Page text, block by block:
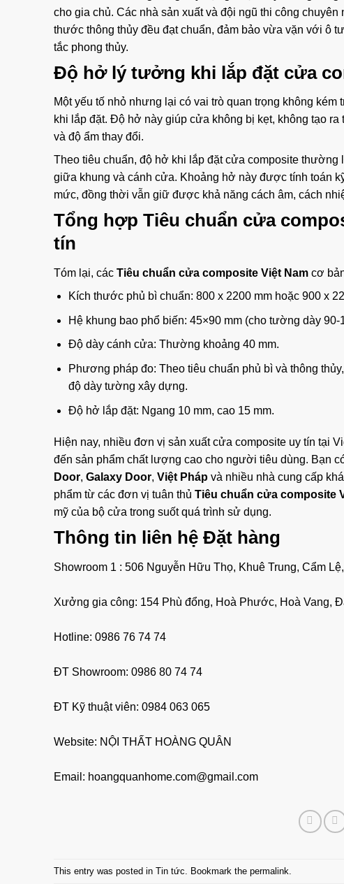
cho gia chủ. Các nhà sản xuất và đội ngũ thi công
thước thông thủy đều đạt chuẩn, đảm bảo vừa vặn với ô
tắc phong thủy.
Độ hở lý tưởng khi lắp đặt cửa
Một yếu tố nhỏ nhưng lại có vai trò quan trọng không
khi lắp đặt. Độ hở này giúp cửa không bị kẹt, không tạo
và độ ẩm thay đổi.
Theo tiêu chuẩn, độ hở khi lắp đặt cửa composite
giữa khung và cánh cửa. Khoảng hở này được tính toán
mức, đồng thời vẫn giữ được khả năng cách âm, cách
Tổng hợp Tiêu chuẩn cửa
tín
Tóm lại, các Tiêu chuẩn cửa composite Việt Nam cơ
Kích thước phủ bì chuẩn: 800 x 2200 mm hoặc 900 x
Hệ khung bao phổ biến: 45×90 mm (cho tường dày
Độ dày cánh cửa: Thường khoảng 40 mm.
Phương pháp đo: Theo tiêu chuẩn phủ bì và thông
độ dày tường xây dựng.
Độ hở lắp đặt: Ngang 10 mm, cao 15 mm.
Hiện nay, nhiều đơn vị sản xuất cửa composite uy tín tại
đến sản phẩm chất lượng cao cho người tiêu dùng. Bạn
Door, Galaxy Door, Việt Pháp và nhiều nhà cung cấp
phẩm từ các đơn vị tuân thủ Tiêu chuẩn cửa composite
mỹ của bộ cửa trong suốt quá trình sử dụng.
Thông tin liên hệ Đặt hàng
Showroom 1 : 506 Nguyễn Hữu Thọ, Khuê Trung, Cẩm
Xưởng gia công: 154 Phù đổng, Hoà Phước, Hoà Vang,
Hotline: 0986 76 74 74
ĐT Showroom: 0986 80 74 74
ĐT Kỹ thuật viên: 0984 063 065
Website: NỘI THẤT HOÀNG QUÂN
Email: hoangquanhome.com@gmail.com
This entry was posted in Tin tức . Bookmark the permalink